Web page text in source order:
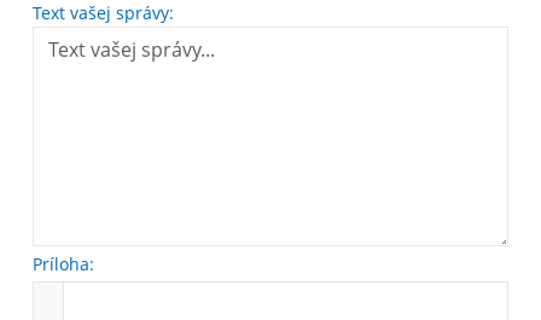
Text vašej správy:
Príloha: